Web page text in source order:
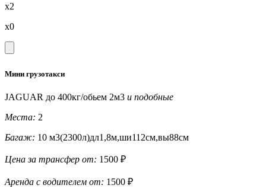
x2
x0
Мини грузотакси
JAGUAR до 400кг/обьем 2м3 и подобные
Места: 2
Багаж: 10 м3(2300л)дл1,8м,ши112см,вы88см
Цена за трансфер от: 1500 ₽
Аренда с водителем от: 1500 ₽